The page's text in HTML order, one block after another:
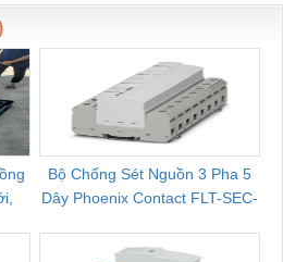
CHUA CHAY
Bộ Chống Sét Nguồn 3 Pha 5
Dây Phoenix Contact FLT-SEC-